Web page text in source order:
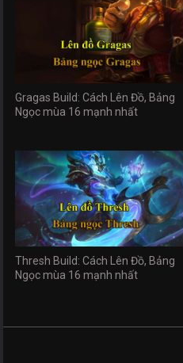
Gragas Build: Cách Lên Đồ, Bảng
Ngọc mùa 16 mạnh nhất
Thresh Build: Cách Lên Đồ, Bảng
Ngọc mùa 16 mạnh nhất